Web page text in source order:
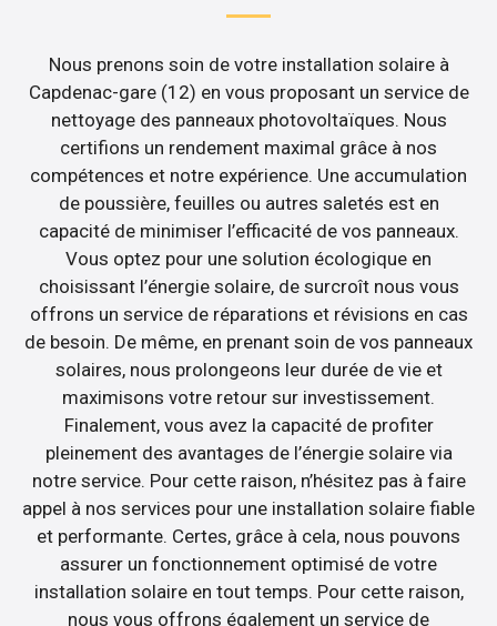
Nous prenons soin de votre installation solaire à
Capdenac-gare (12) en vous proposant un service de
nettoyage des panneaux photovoltaïques. Nous
certifions un rendement maximal grâce à nos
compétences et notre expérience. Une accumulation
de poussière, feuilles ou autres saletés est en
capacité de minimiser l’efficacité de vos panneaux.
Vous optez pour une solution écologique en
choisissant l’énergie solaire, de surcroît nous vous
offrons un service de réparations et révisions en cas
de besoin. De même, en prenant soin de vos panneaux
solaires, nous prolongeons leur durée de vie et
maximisons votre retour sur investissement.
Finalement, vous avez la capacité de profiter
pleinement des avantages de l’énergie solaire via
notre service. Pour cette raison, n’hésitez pas à faire
appel à nos services pour une installation solaire fiable
et performante. Certes, grâce à cela, nous pouvons
assurer un fonctionnement optimisé de votre
installation solaire en tout temps. Pour cette raison,
nous vous offrons également un service de